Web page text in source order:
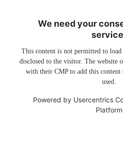
We need your
This content is not permitted to
disclosed to the visitor. The website
with their CMP to add this
used.
Powered by Usercentrics
Platform